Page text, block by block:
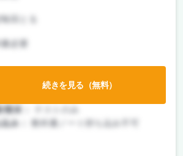
毎回とる
書必要
中間：
期末：
み：
教科書ノート持ち込み不可
続きを見る（無料）